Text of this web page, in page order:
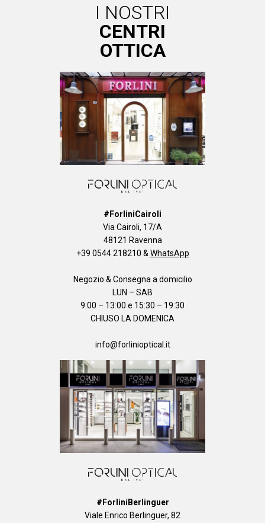
I NOSTRI
CENTRI
OTTICA
#ForliniCairoli
Via Cairoli, 17/A
48121 Ravenna
+39 0544 218210 & WhatsApp
Negozio & Consegna a domicilio
LUN – SAB
9:00 – 13:00 e 15:30 – 19:30
CHIUSO LA DOMENICA
info@forlinioptical.it
#ForliniBerlinguer
Viale Enrico Berlinguer, 82